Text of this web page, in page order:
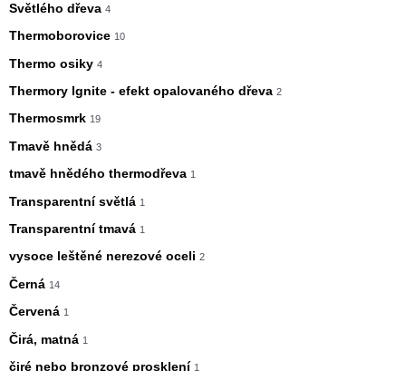
Světlého dřeva 4
Thermoborovice 10
Thermo osiky 4
Thermory Ignite - efekt opalovaného dřeva 2
Thermosmrk 19
Tmavě hnědá 3
tmavě hnědého thermodřeva 1
Transparentní světlá 1
Transparentní tmavá 1
vysoce leštěné nerezové oceli 2
Černá 14
Červená 1
Čirá, matná 1
čiré nebo bronzové prosklení 1